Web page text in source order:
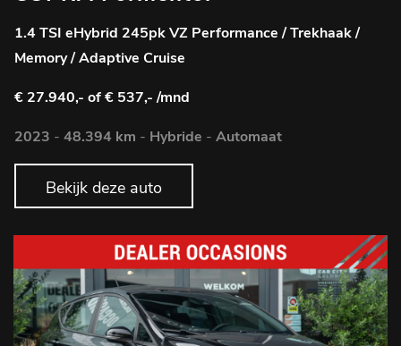
1.4 TSI eHybrid 245pk VZ Performance / Trekhaak /
Memory / Adaptive Cruise
€ 27.940,- of € 537,- /mnd
2023 - 48.394 km - Hybride - Automaat
Bekijk deze auto